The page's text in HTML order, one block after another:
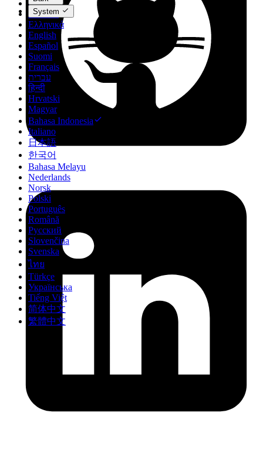
Dansk
Deutsch
Ελληνικά
English
Español
Suomi
Français
עברית
हिन्दी
Hrvatski
Magyar
Bahasa Indonesia
Italiano
日本語
한국어
Bahasa Melayu
Nederlands
Norsk
Polski
Português
Română
Русский
Slovenčina
Svenska
ไทย
Türkçe
Українська
Tiếng Việt
简体中文
繁體中文
System